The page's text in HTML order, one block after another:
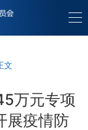
文
万元专项
展疫情防